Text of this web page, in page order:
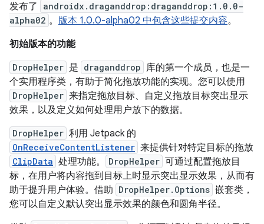
发布了
androidx.draganddrop:draganddrop:1.0.0-
alpha02 。 版本 1.0.0-alpha02 中包含这些提交内容。
初始版本的功能
DropHelper 是 draganddrop 库的第一个成员，也是一
个实用程序类，有助于简化拖放功能的实现。您可以使用
DropHelper 来指定拖放目标、自定义拖放目标突出显示
效果，以及定义如何处理用户放下的数据。
DropHelper 利用 Jetpack 的
OnReceiveContentListener 来提供针对特定目标的拖放
ClipData 处理功能。 DropHelper 可通过配置拖放目
标，在用户将内容拖到目标上时显示突出显示效果，从而有
助于提升用户体验。借助 DropHelper.Options 嵌套类，
您可以自定义默认突出显示效果的颜色和圆角半径。